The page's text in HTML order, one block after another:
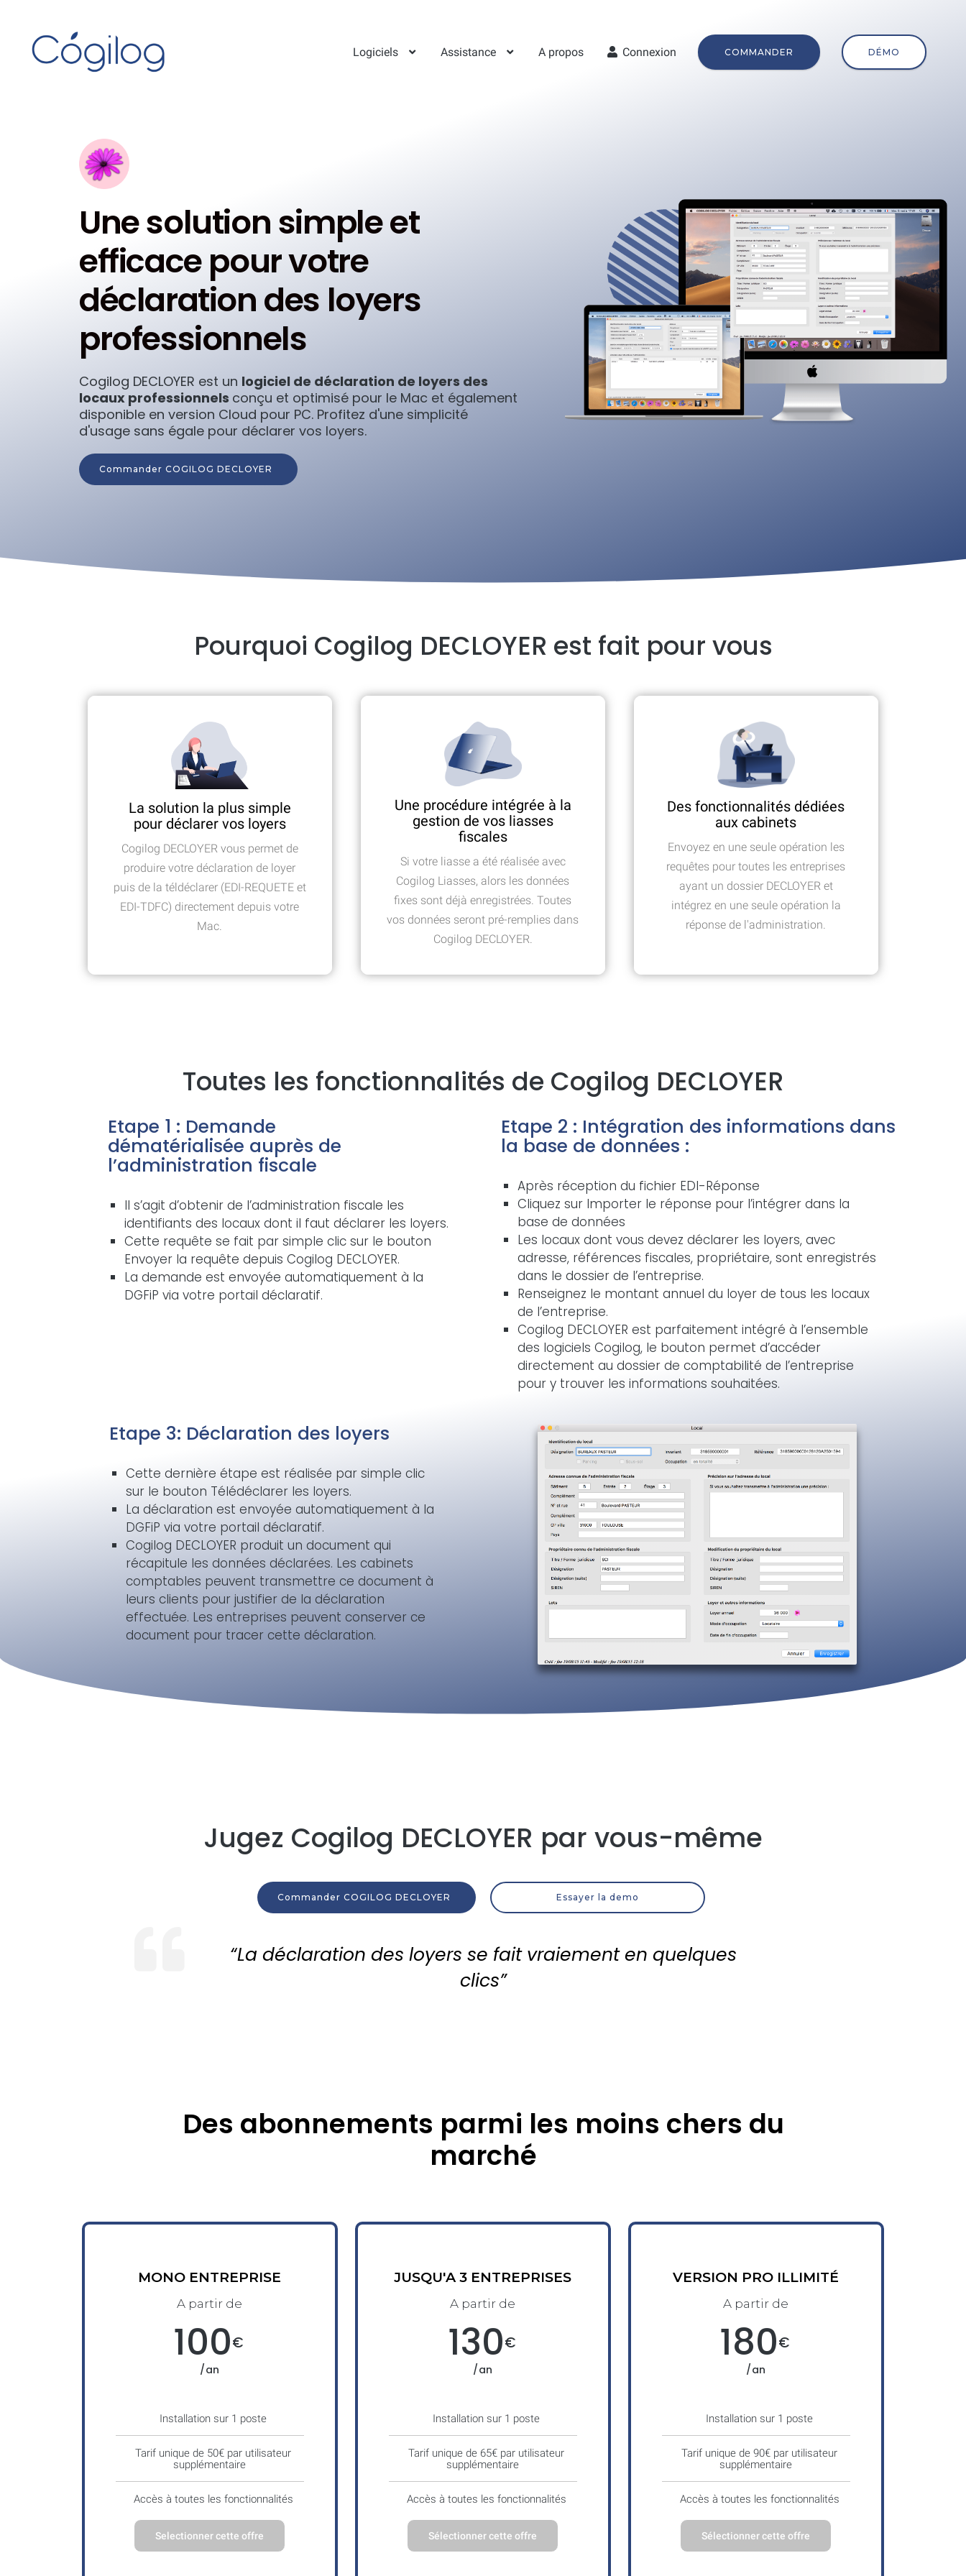
Logiciels Assistance A propos Connexion COMMANDER DÉMO
Une solution simple et
efficace pour votre
déclaration des loyers
professionnels
Cogilog DECLOYER est un logiciel de déclaration de loyers des
locaux professionnels conçu et optimisé pour le Mac et également
disponible en version Cloud pour PC. Profitez d'une simplicité
d'usage sans égale pour déclarer vos loyers.
Commander COGILOG DECLOYER
Pourquoi Cogilog DECLOYER est fait pour vous
La solution la plus simple
pour déclarer vos loyers
Cogilog DECLOYER vous permet de
produire votre déclaration de loyer
puis de la téldéclarer (EDI-REQUETE et
EDI-TDFC) directement depuis votre
Mac.
Une procédure intégrée à la
gestion de vos liasses
fiscales
Si votre liasse a été réalisée avec
Cogilog Liasses, alors les données
fixes sont déjà enregistrées. Toutes
vos données seront pré-remplies dans
Cogilog DECLOYER.
Des fonctionnalités dédiées
aux cabinets
Envoyez en une seule opération les
requêtes pour toutes les entreprises
ayant un dossier DECLOYER et
intégrez en une seule opération la
réponse de l'administration.
Toutes les fonctionnalités de Cogilog DECLOYER
Etape 1 : Demande
dématérialisée auprès de
l’administration fiscale
Il s’agit d’obtenir de l’administration fiscale les
identifiants des locaux dont il faut déclarer les loyers.
Cette requête se fait par simple clic sur le bouton
Envoyer la requête depuis Cogilog DECLOYER.
La demande est envoyée automatiquement à la
DGFiP via votre portail déclaratif.
Etape 2 : Intégration des informations dans
la base de données :
Après réception du fichier EDI-Réponse
Cliquez sur Importer le réponse pour l’intégrer dans la
base de données
Les locaux dont vous devez déclarer les loyers, avec
adresse, références fiscales, propriétaire, sont enregistrés
dans le dossier de l’entreprise.
Renseignez le montant annuel du loyer de tous les locaux
de l’entreprise.
Cogilog DECLOYER est parfaitement intégré à l’ensemble
des logiciels Cogilog, le bouton permet d’accéder
directement au dossier de comptabilité de l’entreprise
pour y trouver les informations souhaitées.
Etape 3: Déclaration des loyers
Cette dernière étape est réalisée par simple clic
sur le bouton Télédéclarer les loyers.
La déclaration est envoyée automatiquement à la
DGFiP via votre portail déclaratif.
Cogilog DECLOYER produit un document qui
récapitule les données déclarées. Les cabinets
comptables peuvent transmettre ce document à
leurs clients pour justifier de la déclaration
effectuée. Les entreprises peuvent conserver ce
document pour tracer cette déclaration.
Jugez Cogilog DECLOYER par vous-même
Commander COGILOG DECLOYER Essayer la demo
“La déclaration des loyers se fait vraiement en quelques
clics”
Des abonnements parmi les moins chers du
marché
MONO ENTREPRISE
A partir de
100€
/an
Installation sur 1 poste
Tarif unique de 50€ par utilisateur
supplémentaire
Accès à toutes les fonctionnalités
Selectionner cette offre
JUSQU'A 3 ENTREPRISES
A partir de
130€
/an
Installation sur 1 poste
Tarif unique de 65€ par utilisateur
supplémentaire
Accès à toutes les fonctionnalités
Sélectionner cette offre
VERSION PRO ILLIMITÉ
A partir de
180€
/an
Installation sur 1 poste
Tarif unique de 90€ par utilisateur
supplémentaire
Accès à toutes les fonctionnalités
Sélectionner cette offre